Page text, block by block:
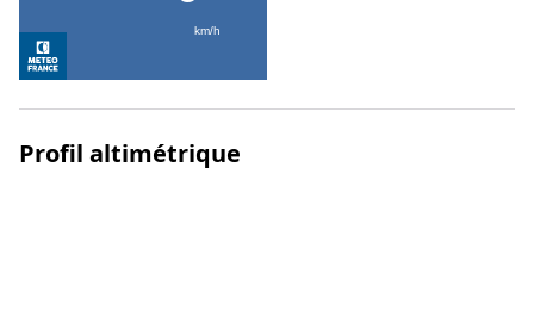
Profil altimétrique